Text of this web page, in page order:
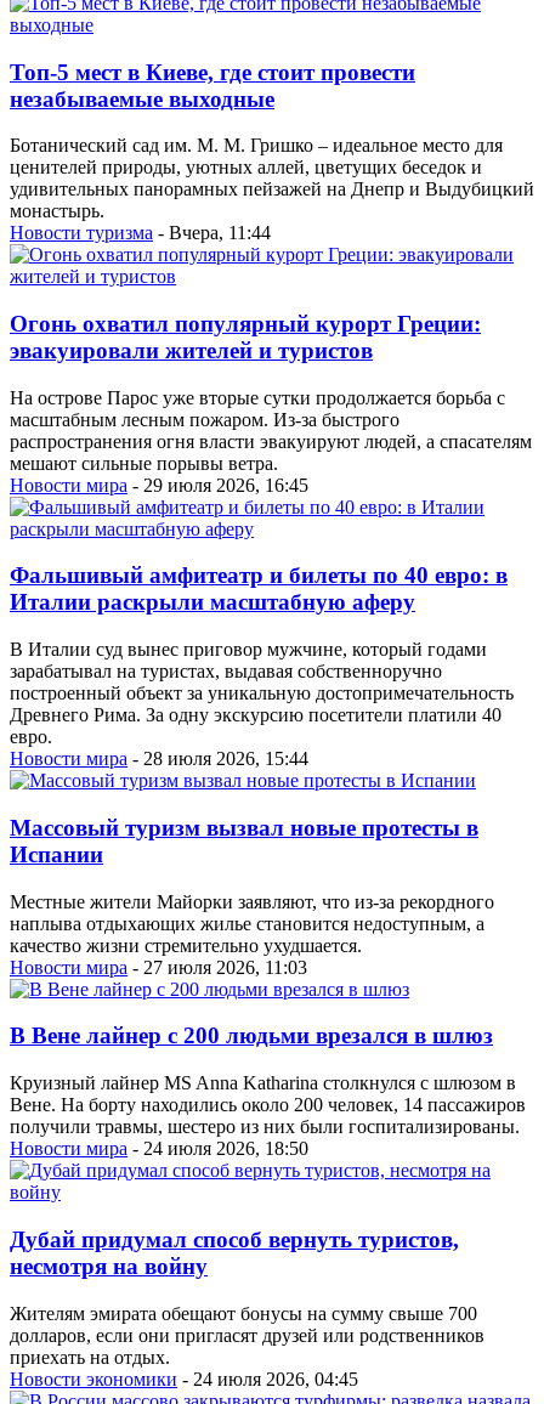
Топ-5 мест в Киеве, где стоит провести
незабываемые выходные
Ботанический сад им. М. М. Гришко – идеальное место для
ценителей природы, уютных аллей, цветущих беседок и
удивительных панорамных пейзажей на Днепр и Выдубицкий
монастырь.
Новости туризма - Вчера, 11:44
Огонь охватил популярный курорт Греции:
эвакуировали жителей и туристов
На острове Парос уже вторые сутки продолжается борьба с
масштабным лесным пожаром. Из-за быстрого
распространения огня власти эвакуируют людей, а спасателям
мешают сильные порывы ветра.
Новости мира - 29 июля 2026, 16:45
Фальшивый амфитеатр и билеты по 40 евро: в
Италии раскрыли масштабную аферу
В Италии суд вынес приговор мужчине, который годами
зарабатывал на туристах, выдавая собственноручно
построенный объект за уникальную достопримечательность
Древнего Рима. За одну экскурсию посетители платили 40
евро.
Новости мира - 28 июля 2026, 15:44
Массовый туризм вызвал новые протесты в
Испании
Местные жители Майорки заявляют, что из-за рекордного
наплыва отдыхающих жилье становится недоступным, а
качество жизни стремительно ухудшается.
Новости мира - 27 июля 2026, 11:03
В Вене лайнер с 200 людьми врезался в шлюз
Круизный лайнер MS Anna Katharina столкнулся с шлюзом в
Вене. На борту находились около 200 человек, 14 пассажиров
получили травмы, шестеро из них были госпитализированы.
Новости мира - 24 июля 2026, 18:50
Дубай придумал способ вернуть туристов,
несмотря на войну
Жителям эмирата обещают бонусы на сумму свыше 700
долларов, если они пригласят друзей или родственников
приехать на отдых.
Новости экономики - 24 июля 2026, 04:45